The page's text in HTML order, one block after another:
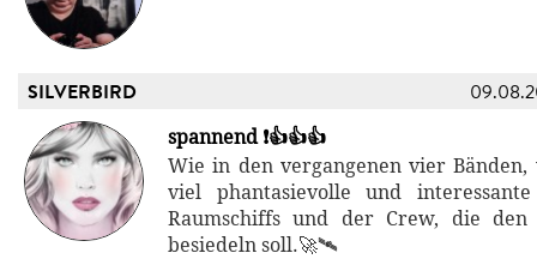
SILVERBIRD
spannend ❗👍👍👍
Wie in den vergangenen vier
viel phantasievolle und interessante
Raumschiffs und der Crew, die den
besiedeln soll.🚀🛰️